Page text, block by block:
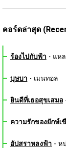
คอร์ดล่าสุด
ร้องไปกับฟ้า - แหล
บุษบา - เมนทอล
ยินดีที่เธอสุขเสมอ
ความรักของยักษ์เ
อัปสราหลงฟ้า - ห